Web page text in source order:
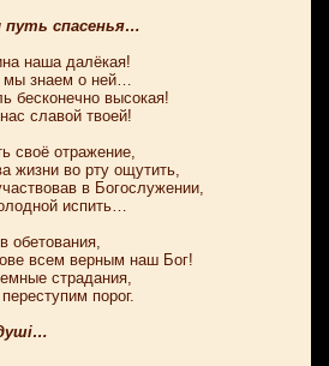
путь спасенья…
наша далёкая!
мы знаем о ней…
бесконечно высокая!
славой твоей!
своё отражение,
жизни во рту ощутить,
в Богослужении,
испить…
обетования,
всем верным наш Бог!
страдания,
порог.